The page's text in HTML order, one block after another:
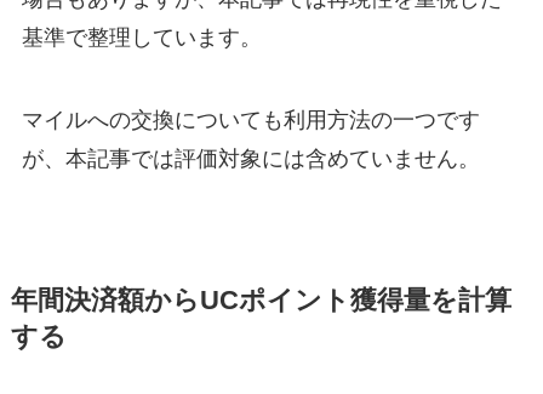
基準で整理しています。
マイルへの交換についても利用方法の一つです
が、本記事では評価対象には含めていません。
年間決済額からUCポイント獲得量を計算
する